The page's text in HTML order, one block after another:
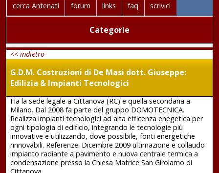
cerca Antenati forum links faq scrivici
Categorie
<< indietro
G.D.M. Costruzioni di De Masi dott. Giuseppe:
Edilizia & Impianti Tecnologici
Ha la sede legale a Cittanova (RC) e quella secondaria a
Milano. Dal 2008 fa parte del gruppo DOMOTECNICA.
Realizza impianti tecnologici ad alta efficenza enegetica per
ogni tipologia di edificio, integrando le tecnologie più
innovative e utilizzando, dove possibile, fonti energetiche
rinnovabili. Referenze: Dicembre 2009 ultimazione e collaudo
impianto radiante a pavimento e nuova centrale termica a
condensazione presso la Chiesa Matrice San Girolamo di